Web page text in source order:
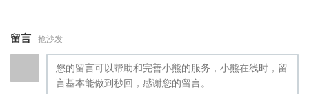
留言 抢沙发